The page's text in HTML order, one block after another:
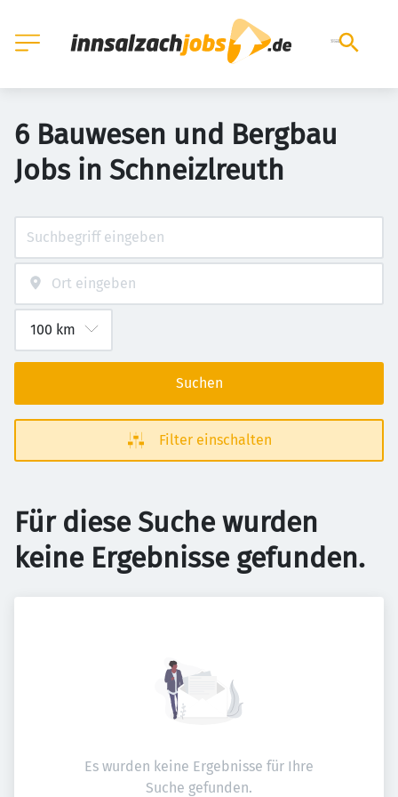
6 Bauwesen und Bergbau
Jobs in Schneizlreuth
Suchen
Filter einschalten
Für diese Suche wurden
keine Ergebnisse gefunden.
Es wurden keine Ergebnisse für Ihre
Suche gefunden.